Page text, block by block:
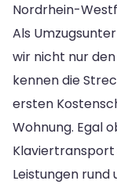
Nordrhein-
Als
wir nicht nur den
kennen die
ersten
Wohnung. Egal
Leistungen rund